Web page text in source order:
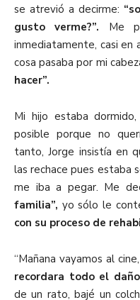
se atrevió a decirme:
gusto verme?”. Me
inmediatamente, casi en
cosa pasaba por mi
hacer”.
Mi hijo estaba
posible porque no
tanto, Jorge insistía en
las rechace pues estaba
me iba a pegar. Me
familia”, yo sólo le
con su proceso de
“Mañana vayamos al
recordara todo el
de un rato, bajé un